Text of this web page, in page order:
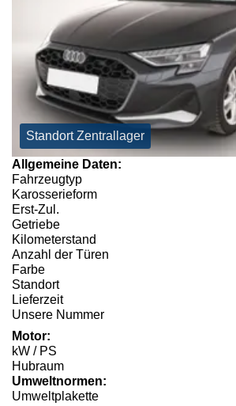
Standort Zentrallager
Allgemeine Daten:
Fahrzeugtyp
Karosserieform
Erst-Zul.
Getriebe
Kilometerstand
Anzahl der Türen
Farbe
Standort
Lieferzeit
Unsere Nummer
Motor:
kW / PS
Hubraum
Umweltnormen:
Umweltplakette